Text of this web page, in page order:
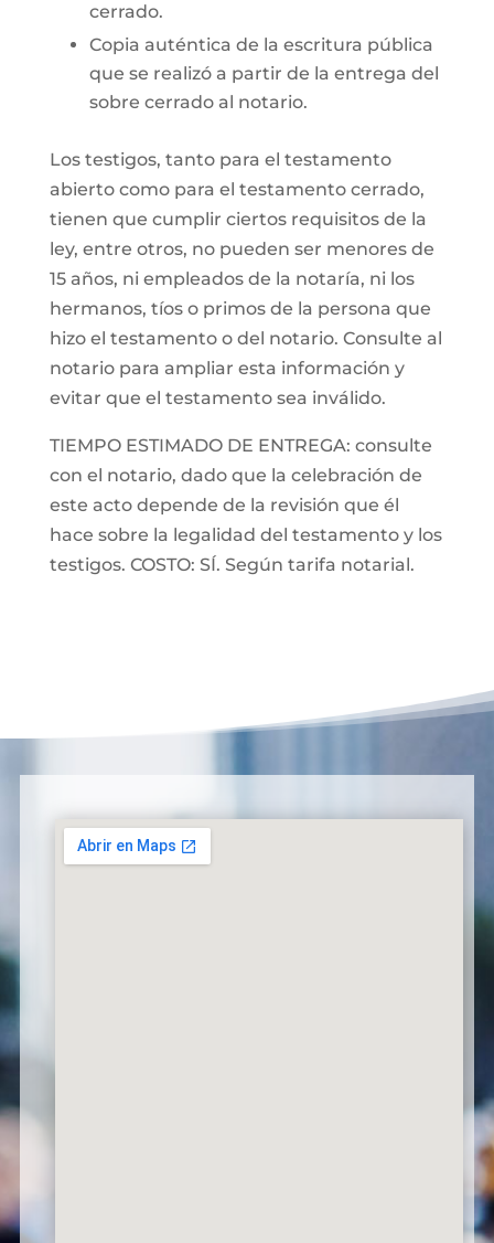
cerrado.
Copia auténtica de la escritura pública
que se realizó a partir de la entrega del
sobre cerrado al notario.
Los testigos, tanto para el testamento
abierto como para el testamento cerrado,
tienen que cumplir ciertos requisitos de la
ley, entre otros, no pueden ser menores de
15 años, ni empleados de la notaría, ni los
hermanos, tíos o primos de la persona que
hizo el testamento o del notario. Consulte al
notario para ampliar esta información y
evitar que el testamento sea inválido.
TIEMPO ESTIMADO DE ENTREGA: consulte
con el notario, dado que la celebración de
este acto depende de la revisión que él
hace sobre la legalidad del testamento y los
testigos. COSTO: SÍ. Según tarifa notarial.